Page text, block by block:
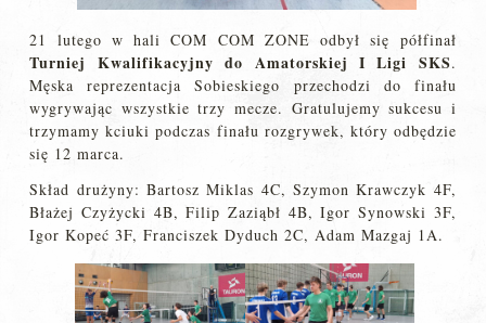
21 lutego w hali COM COM ZONE odbył się półfinał
Turniej Kwalifikacyjny do Amatorskiej I Ligi SKS.
Męska reprezentacja Sobieskiego przechodzi do finału
wygrywając wszystkie trzy mecze. Gratulujemy sukcesu i
trzymamy kciuki podczas finału rozgrywek, który odbędzie
się 12 marca.
Skład drużyny: Bartosz Miklas 4C, Szymon Krawczyk 4F,
Błażej Czyżycki 4B, Filip Zaziąbł 4B, Igor Synowski 3F,
Igor Kopeć 3F, Franciszek Dyduch 2C, Adam Mazgaj 1A.